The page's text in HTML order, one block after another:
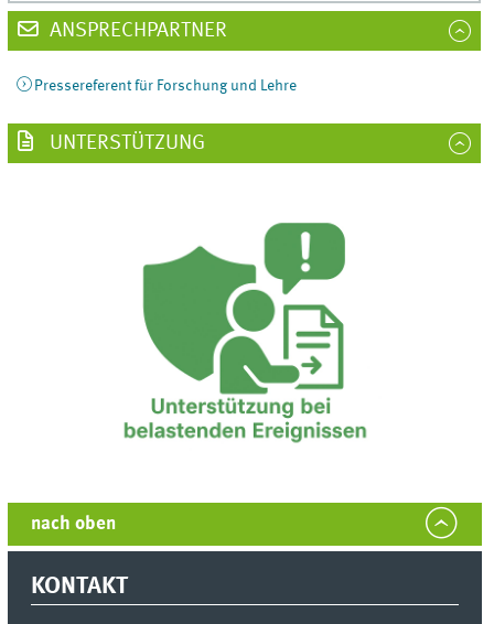
ANSPRECHPARTNER
Pressereferent für Forschung und Lehre
UNTERSTÜTZUNG
nach oben
KONTAKT